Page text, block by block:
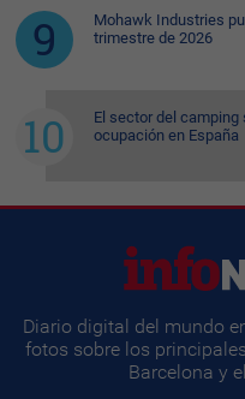
Mohawk Industries
trimestre de 2026
El sector del camping
ocupación en España
Diario digital del mundo
fotos sobre los
Barcelona y